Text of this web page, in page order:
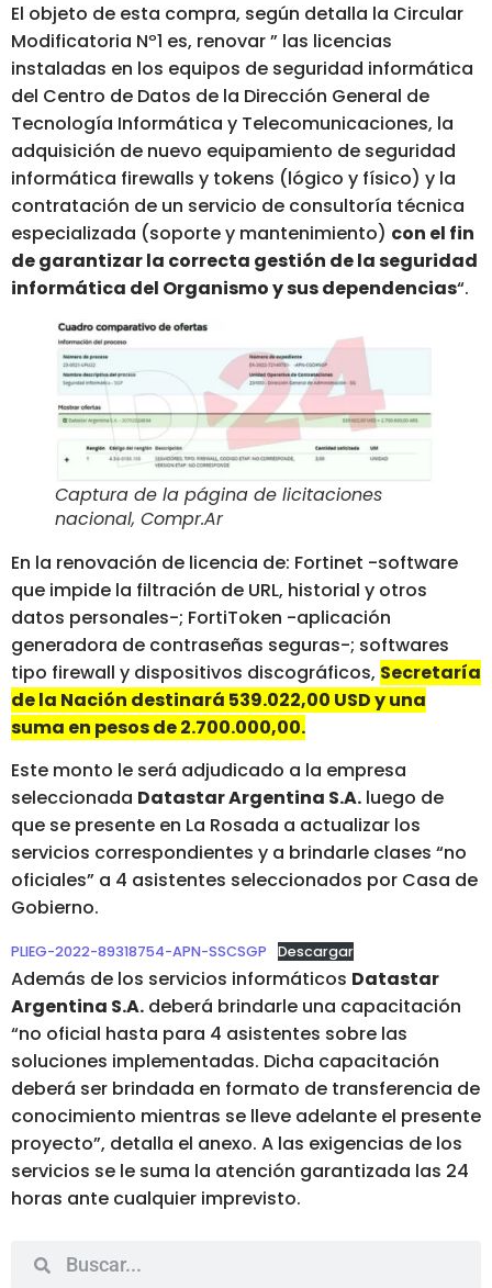
El objeto de esta compra, según detalla la Circular
Modificatoria Nº1 es, renovar ” las licencias
instaladas en los equipos de seguridad informática
del Centro de Datos de la Dirección General de
Tecnología Informática y Telecomunicaciones, la
adquisición de nuevo equipamiento de seguridad
informática firewalls y tokens (lógico y físico) y la
contratación de un servicio de consultoría técnica
especializada (soporte y mantenimiento) con el fin
de garantizar la correcta gestión de la seguridad
informática del Organismo y sus dependencias“.
Captura de la página de licitaciones
nacional, Compr.Ar
En la renovación de licencia de: Fortinet -software
que impide la filtración de URL, historial y otros
datos personales-; FortiToken -aplicación
generadora de contraseñas seguras-; softwares
tipo firewall y dispositivos discográficos, Secretaría
de la Nación destinará 539.022,00 USD y una
suma en pesos de 2.700.000,00.
Este monto le será adjudicado a la empresa
seleccionada Datastar Argentina S.A. luego de
que se presente en La Rosada a actualizar los
servicios correspondientes y a brindarle clases “no
oficiales” a 4 asistentes seleccionados por Casa de
Gobierno.
PLIEG-2022-89318754-APN-SSCSGP Descargar
Además de los servicios informáticos Datastar
Argentina S.A. deberá brindarle una capacitación
“no oficial hasta para 4 asistentes sobre las
soluciones implementadas. Dicha capacitación
deberá ser brindada en formato de transferencia de
conocimiento mientras se lleve adelante el presente
proyecto”, detalla el anexo. A las exigencias de los
servicios se le suma la atención garantizada las 24
horas ante cualquier imprevisto.